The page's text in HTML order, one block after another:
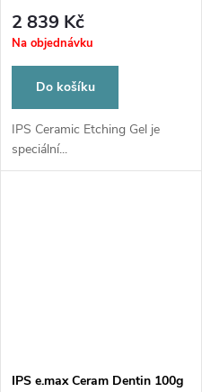
2 839 Kč
Na objednávku
Do košíku
IPS Ceramic Etching Gel je
speciální...
IPS e.max Ceram Dentin 100g